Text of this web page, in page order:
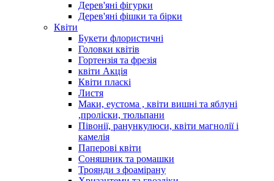
Дерев'яні фігурки
Дерев'яні фішки та бірки
Квіти
Букети флористичні
Головки квітів
Гортензія та фрезія
квіти Акція
Квіти пласкі
Листя
Маки, еустома , квіти вишні та яблуні
,проліски, тюльпани
Півонії, ранункулюси, квіти магнолії і
камелія
Паперові квіти
Соняшник та ромашки
Троянди з фоамірану